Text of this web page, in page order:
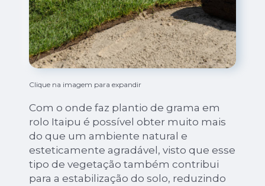
Clique na imagem para expandir
Com o onde faz plantio de grama em
rolo Itaipu é possível obter muito mais
do que um ambiente natural e
esteticamente agradável, visto que esse
tipo de vegetação também contribui
para a estabilização do solo, reduzindo